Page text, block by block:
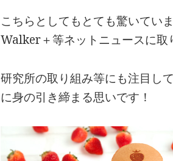
こちらとしてもとても驚いてい
Walker＋等ネットニュースに取
研究所の取り組み等にも注目し
に身の引き締まる思いです！